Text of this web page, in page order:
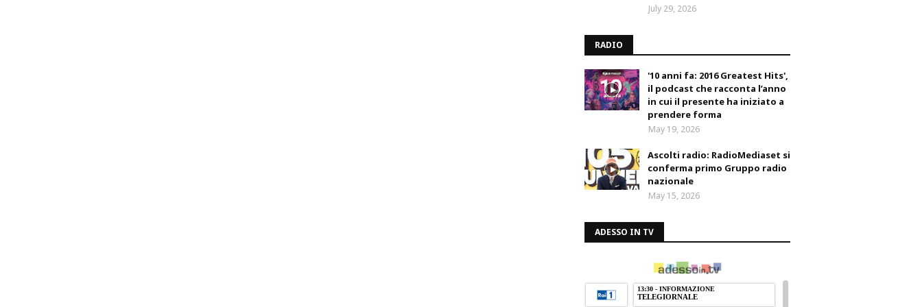
July 29, 2026
RADIO
'10 anni fa: 2016 Greatest Hits',
il podcast che racconta l’anno
in cui il presente ha iniziato a
prendere forma
May 19, 2026
Ascolti radio: RadioMediaset si
conferma primo Gruppo radio
nazionale
May 15, 2026
ADESSO IN TV